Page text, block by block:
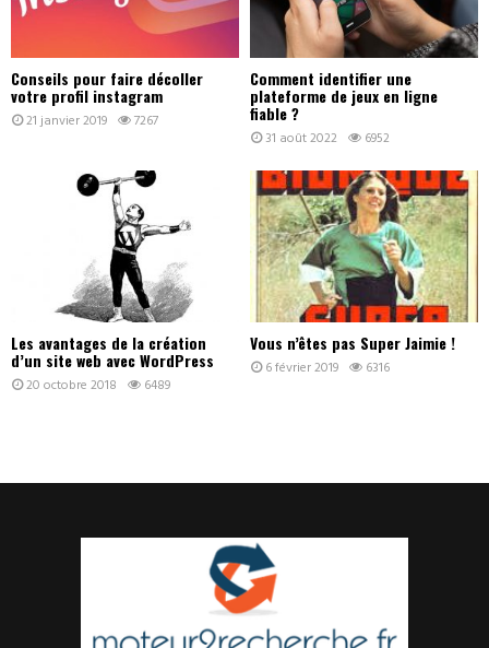
Conseils pour faire décoller
votre profil instagram
21 janvier 2019 7267
Comment identifier une
plateforme de jeux en ligne
fiable ?
31 août 2022 6952
Les avantages de la création
d’un site web avec WordPress
20 octobre 2018 6489
Vous n’êtes pas Super Jaimie !
6 février 2019 6316